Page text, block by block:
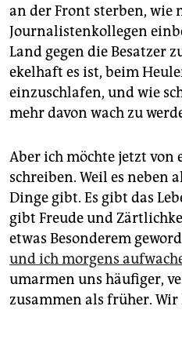
an der Front sterben, wie
Journalistenkollegen
Land gegen die Besatzer
ekelhaft es ist, beim
einzuschlafen, und wie
mehr davon wach zu
Aber ich möchte jetzt von
schreiben. Weil es neben
Dinge gibt. Es gibt das
gibt Freude und
etwas Besonderem
und ich morgens
umarmen uns häufiger,
zusammen als früher. Wir